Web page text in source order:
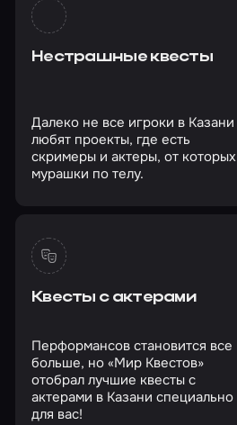
Нестрашные квесты
Далеко не все игроки в Казани
любят проекты, где есть
скримеры и актеры, от которых
мурашки по телу.
Квесты с актерами
Перформансов становится все
больше, но «Мир Квестов»
отобрал лучшие квесты с
актерами в Казани специально
для вас!